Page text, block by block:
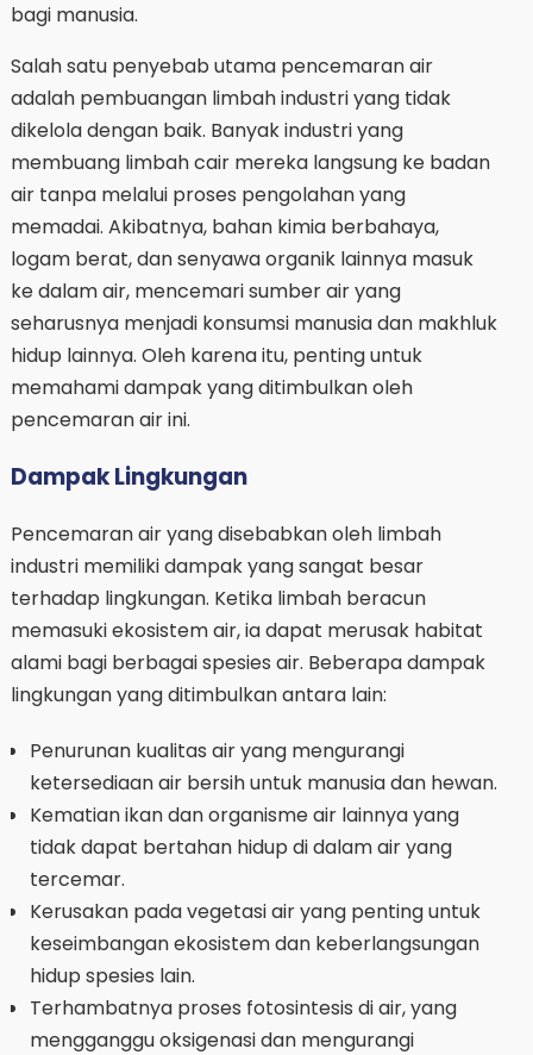
bagi manusia.
Salah satu penyebab utama pencemaran air
adalah pembuangan limbah industri yang tidak
dikelola dengan baik. Banyak industri yang
membuang limbah cair mereka langsung ke badan
air tanpa melalui proses pengolahan yang
memadai. Akibatnya, bahan kimia berbahaya,
logam berat, dan senyawa organik lainnya masuk
ke dalam air, mencemari sumber air yang
seharusnya menjadi konsumsi manusia dan makhluk
hidup lainnya. Oleh karena itu, penting untuk
memahami dampak yang ditimbulkan oleh
pencemaran air ini.
Dampak Lingkungan
Pencemaran air yang disebabkan oleh limbah
industri memiliki dampak yang sangat besar
terhadap lingkungan. Ketika limbah beracun
memasuki ekosistem air, ia dapat merusak habitat
alami bagi berbagai spesies air. Beberapa dampak
lingkungan yang ditimbulkan antara lain:
Penurunan kualitas air yang mengurangi
ketersediaan air bersih untuk manusia dan hewan.
Kematian ikan dan organisme air lainnya yang
tidak dapat bertahan hidup di dalam air yang
tercemar.
Kerusakan pada vegetasi air yang penting untuk
keseimbangan ekosistem dan keberlangsungan
hidup spesies lain.
Terhambatnya proses fotosintesis di air, yang
mengganggu oksigenasi dan mengurangi